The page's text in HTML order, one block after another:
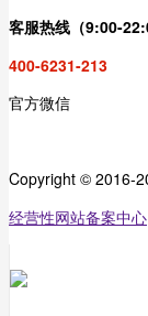
客服热线（9:00-
400-6231-213
官方微信
Copyright © 2016-
经营性网站备案中心